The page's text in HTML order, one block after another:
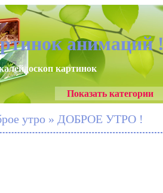
анимаций
картинок
Показать категории
утро » ДОБРОЕ УТРО !